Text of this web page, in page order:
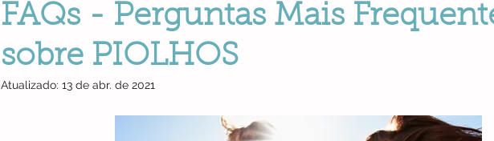
FAQs - Perguntas Mais
sobre PIOLHOS
Atualizado: 13 de abr. de 2021